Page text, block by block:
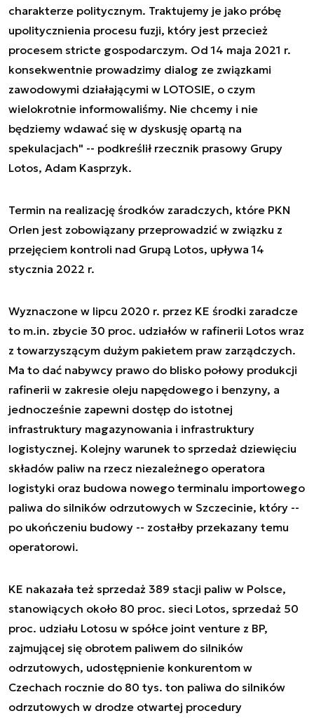
charakterze politycznym. Traktujemy je jako próbę
upolitycznienia procesu fuzji, który jest przecież
procesem stricte gospodarczym. Od 14 maja 2021 r.
konsekwentnie prowadzimy dialog ze związkami
zawodowymi działającymi w LOTOSIE, o czym
wielokrotnie informowaliśmy. Nie chcemy i nie
będziemy wdawać się w dyskusję opartą na
spekulacjach" -- podkreślił rzecznik prasowy Grupy
Lotos, Adam Kasprzyk.
Termin na realizację środków zaradczych, które PKN
Orlen jest zobowiązany przeprowadzić w związku z
przejęciem kontroli nad Grupą Lotos, upływa 14
stycznia 2022 r.
Wyznaczone w lipcu 2020 r. przez KE środki zaradcze
to m.in. zbycie 30 proc. udziałów w rafinerii Lotos wraz
z towarzyszącym dużym pakietem praw zarządczych.
Ma to dać nabywcy prawo do blisko połowy produkcji
rafinerii w zakresie oleju napędowego i benzyny, a
jednocześnie zapewni dostęp do istotnej
infrastruktury magazynowania i infrastruktury
logistycznej. Kolejny warunek to sprzedaż dziewięciu
składów paliw na rzecz niezależnego operatora
logistyki oraz budowa nowego terminalu importowego
paliwa do silników odrzutowych w Szczecinie, który --
po ukończeniu budowy -- zostałby przekazany temu
operatorowi.
KE nakazała też sprzedaż 389 stacji paliw w Polsce,
stanowiących około 80 proc. sieci Lotos, sprzedaż 50
proc. udziału Lotosu w spółce joint venture z BP,
zajmującej się obrotem paliwem do silników
odrzutowych, udostępnienie konkurentom w
Czechach rocznie do 80 tys. ton paliwa do silników
odrzutowych w drodze otwartej procedury